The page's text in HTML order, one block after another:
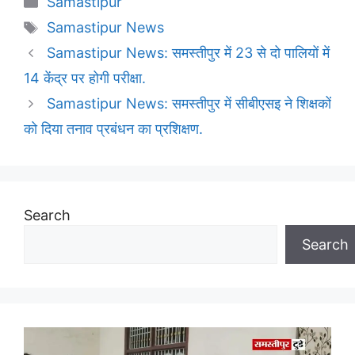
Tags
Samastipur News
Samastipur News: समस्तीपुर में 23 से दो पालियों में
14 केंद्र पर होगी परीक्षा.
Samastipur News: समस्तीपुर में सीबीएसइ ने शिक्षकों
को दिया तनाव प्रबंधन का प्रशिक्षण.
Search
Search